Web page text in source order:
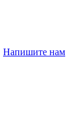
Напишите нам